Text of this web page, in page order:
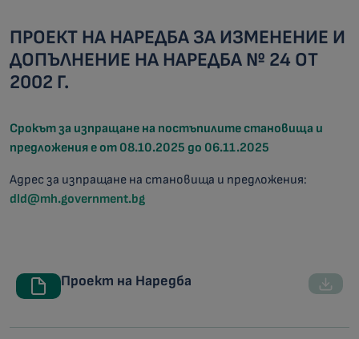
ПРОЕКТ НА НАРЕДБА ЗА ИЗМЕНЕНИЕ И
ДОПЪЛНЕНИЕ НА НАРЕДБА № 24 ОТ
2002 Г.
Срокът за изпращане на постъпилите становища и
предложения е от 08.10.2025 до 06.11.2025
Адрес за изпращане на становища и предложения:
dld@mh.government.bg
Проект на Наредба